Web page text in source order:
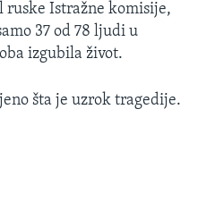
ruske Istražne komisije,
37 od 78 ljudi u
izgubila život.
šta je uzrok tragedije.